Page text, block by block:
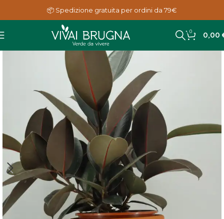
📦 Spedizione gratuita per ordini da 79€
0 0,00